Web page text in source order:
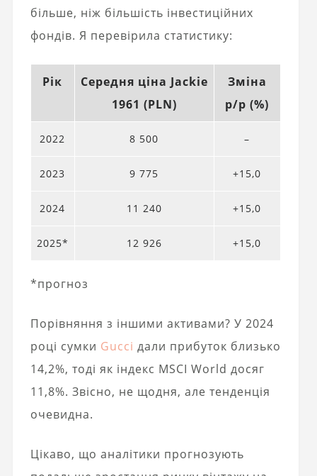
більше, ніж більшість інвестиційних
фондів. Я перевірила статистику:
Рік
Середня ціна Jackie
1961 (PLN)
Зміна
р/р (%)
2022 8 500 –
2023 9 775 +15,0
2024 11 240 +15,0
2025* 12 926 +15,0
*прогноз
Порівняння з іншими активами? У 2024
році сумки Gucci дали прибуток близько
14,2%, тоді як індекс MSCI World досяг
11,8%. Звісно, не щодня, але тенденція
очевидна.
Цікаво, що аналітики прогнозують